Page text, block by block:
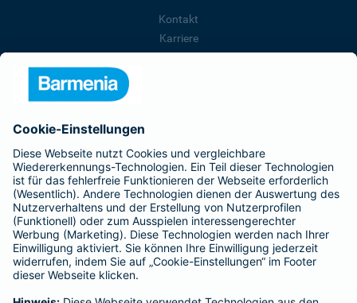
Kontakt
Karriere
Barmenia ist Teil der BarmeniaGothaer
BELIEBTE SEITEN
Kranken-Zusatzversicherung
Tierversicherungen
Haftpflichtversicherung
Hausratversicherung